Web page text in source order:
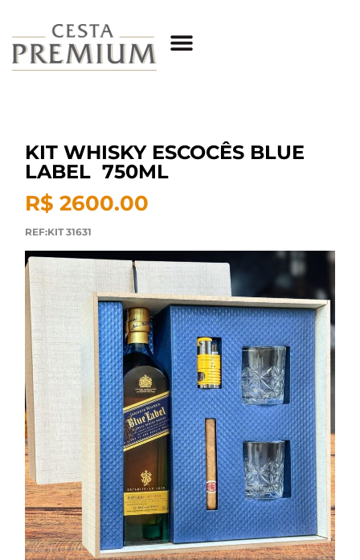
KIT WHISKY ESCOCÊS BLUE
LABEL 750ML
R$ 2600.00
REF:KIT 31631